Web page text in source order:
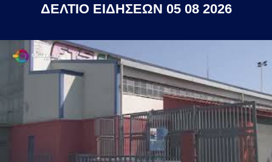
ΔΕΛΤΙΟ ΕΙΔΗΣΕΩΝ 05 08 2026